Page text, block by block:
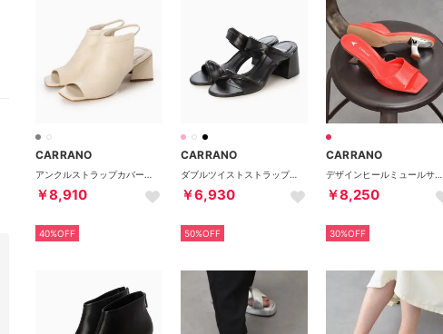
CARRANO
￥8,910
40%OFF
CARRANO
ダブルツイストストラップミュールサンダル （ブラック）
￥6,930
50%OFF
CARRANO
￥8,250
30%OFF